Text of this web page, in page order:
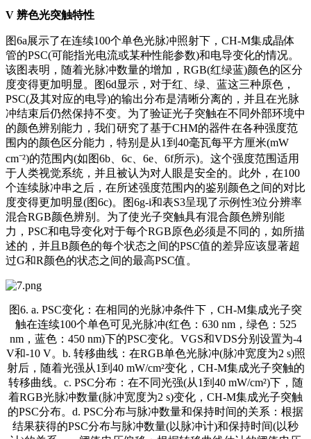
V 辨色光突触特性
图6a展示了在连续100个单色光脉冲照射下，CH-M集成晶体
管的PSC(可能指光电流或某种性能参数)和电导变化的情况。
该图表明，随着光脉冲数量的增加，RGB(红绿蓝)颜色的区分
度变得更加明显。图6d显示，对于红、绿、蓝这三种原色，
PSC(及其对应的电导)的输出分布是清晰分离的，并且在光脉
冲结束后仍然保持不变。为了验证光子突触在不同外部环境中
的颜色辨别能力，我们研究了基于CHM的器件在各种强度范
围内的颜色区分能力，特别是从1到40毫瓦每平方厘米(mW
cm⁻²)的范围内(如图6b、6c、6e、6f所示)。这个强度范围适用
于人类视觉系统，并且被认为对人眼是安全的。此外，在100
个连续脉冲串之后，在所述强度范围内的鉴别颜色之间的对比
度变得更加明显(图6c)。图6g-i和表S3呈现了示例性3位分辨率
混合RGB颜色辨别。为了使光子突触具有混合颜色辨别能
力，PSC和电导变化对于每个RGB原色必须是不同的，如所描
述的，并且B颜色的每个状态之间的PSC值的差异应该显著超
过G和R颜色的状态之间的最高PSC值。
图6. a. PSC变化：在相同的光脉冲条件下，CH-M集成光子突
触在连续100个单色可见光脉冲(红色：630 nm，绿色：525
nm，蓝色：450 nm)下的PSC变化。VGS和VDS分别设置为-4
V和-10 V。b. 转移曲线：在RGB单色光脉冲(脉冲宽度为2 s)照
射后，随着光强从1到40 mW/cm²变化，CH-M集成光子突触的
转移曲线。c. PSC分布：在不同光强(从1到40 mW/cm²)下，随
着RGB光脉冲数量(脉冲宽度为2 s)变化，CH-M集成光子突触
的PSC分布。d. PSC分布与脉冲数量和保持时间的关系：根据
结果获得的PSC分布与脉冲数量(以脉冲计)和保持时间(以秒